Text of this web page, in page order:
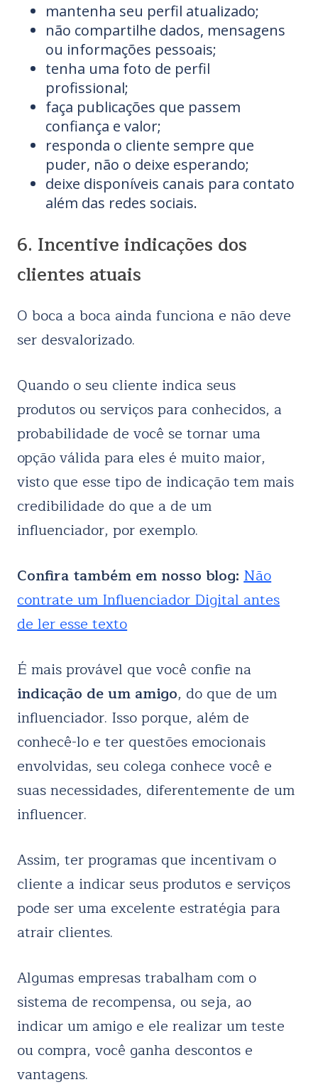
mantenha seu perfil atualizado;
não compartilhe dados, mensagens
ou informações pessoais;
tenha uma foto de perfil
profissional;
faça publicações que passem
confiança e valor;
responda o cliente sempre que
puder, não o deixe esperando;
deixe disponíveis canais para contato
além das redes sociais.
6. Incentive indicações dos
clientes atuais
O boca a boca ainda funciona e não deve
ser desvalorizado.
Quando o seu cliente indica seus
produtos ou serviços para conhecidos, a
probabilidade de você se tornar uma
opção válida para eles é muito maior,
visto que esse tipo de indicação tem mais
credibilidade do que a de um
influenciador, por exemplo.
Confira também em nosso blog: Não
contrate um Influenciador Digital antes
de ler esse texto
É mais provável que você confie na
indicação de um amigo, do que de um
influenciador. Isso porque, além de
conhecê-lo e ter questões emocionais
envolvidas, seu colega conhece você e
suas necessidades, diferentemente de um
influencer.
Assim, ter programas que incentivam o
cliente a indicar seus produtos e serviços
pode ser uma excelente estratégia para
atrair clientes.
Algumas empresas trabalham com o
sistema de recompensa, ou seja, ao
indicar um amigo e ele realizar um teste
ou compra, você ganha descontos e
vantagens.